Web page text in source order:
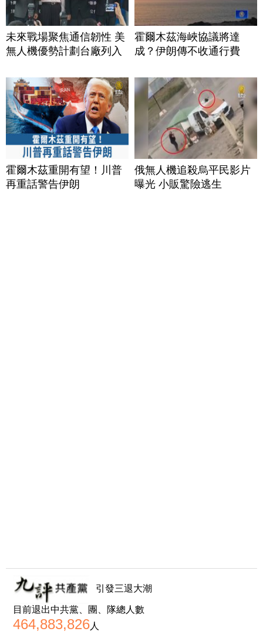
未來戰場聚焦通信韌性 美
無人機優勢計劃台廠列入
霍爾木茲海峽協議將達
成？伊朗傳不收通行費
霍爾木茲重開有望！川普
再重話警告伊朗
俄無人機追殺烏平民影片
曝光 小販驚險逃生
引發三退大潮
目前退出中共黨、團、隊總人數
464,883,826人